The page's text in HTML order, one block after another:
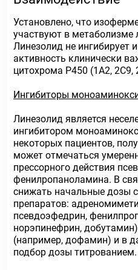
Установлено, что
участвуют в метаболизме
Линезолид не ингибирует
активность клинически
цитохрома Р450 (1А2, 2С9,
Ингибиторы
Линезолид является
ингибитором
некоторых пациентов,
может отмечаться
прессорного действия
фенилропаноламина. В
снижать начальные дозы
препаратов:
псевдоэфедрин,
норэпинефрин,
(например, дофамин) и в
подбор дозы титрованием.